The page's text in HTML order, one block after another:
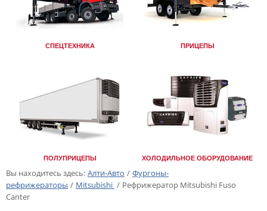
СПЕЦТЕХНИКА ПРИЦЕПЫ
ПОЛУПРИЦЕПЫ ХОЛОДИЛЬНОЕ ОБОРУДОВАНИЕ
Вы находитесь здесь: Алти-Авто / Фургоны-
рефрижераторы / Mitsubishi / Рефрижератор Mitsubishi Fuso
Canter